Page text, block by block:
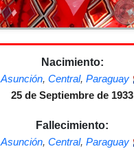
Nacimiento:
Asunción, Central, Paraguay
25 de Septiembre de 1933
Fallecimiento:
Asunción, Central, Paraguay